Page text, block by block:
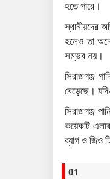
হতে পারে।
স্থানীয়দের
হলেও তা
সম্ভব নয়।
সিরাজগঞ্জ
বেড়েছে।
সিরাজগঞ্জ
কয়েকটি
ব্যাগ ও জিও
01